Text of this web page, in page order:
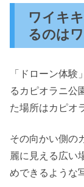
ワイキ
るのは
「ドローン体
るカピオラニ公
た場所はカピオ
その向かい側の
麗に見える広い
めできるような